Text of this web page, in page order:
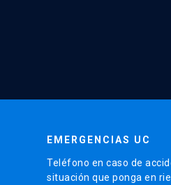
EMERGENCIAS UC
Teléfono en caso de
situación que ponga en